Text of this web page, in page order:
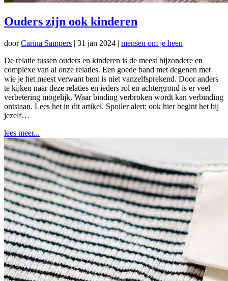
Ouders zijn ook kinderen
doorCarina Sampers | 31 jan 2024 | mensen om je heen
De relatie tussen ouders en kinderen is de meest bijzondere en
complexe van al onze relaties. Een goede band met degenen met
wie je het meest verwant bent is niet vanzelfsprekend. Door anders
te kijken naar deze relaties en ieders rol en achtergrond is er veel
verbetering mogelijk. Waar binding verbroken wordt kan verbinding
ontstaan. Lees het in dit artikel. Spoiler alert: ook hier begint het bij
jezelf…
lees meer...